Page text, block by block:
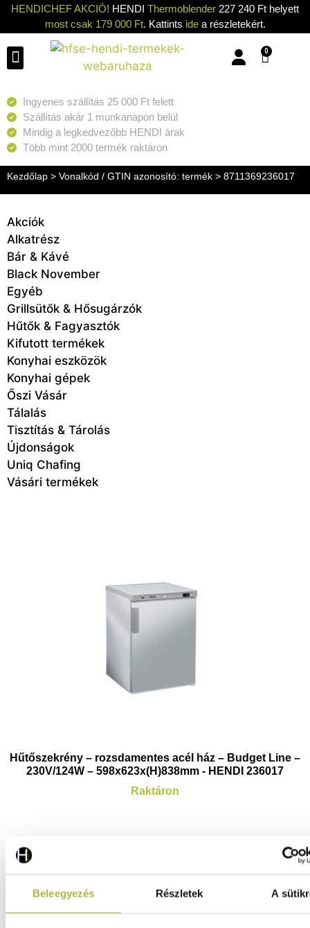
Beleegyezés Részletek A
HENDICHEF AKCIÓ! HENDI Thermoblender 227 240 Ft helyett
most csak 179 000 Ft. Kattints idea részletekért.
0
Ingyenes szállítás 25 000 Ft felett
Szállítás akár 1 munkanapon belül
Mindig a legkedvezőbb HENDI árak
Több mint 2000 termék raktáron
Kezdőlap > Vonalkód / GTIN azonosító: termék > 8711369236017
Akciók
Alkatrész
Bár & Kávé
Black November
Egyéb
Grillsütők & Hősugárzók
Hűtők & Fagyasztók
Kifutott termékek
Konyhai eszközök
Konyhai gépek
Őszi Vásár
Tálalás
Tisztítás & Tárolás
Újdonságok
Uniq Chafing
Vásári termékek
Hűtőszekrény – rozsdamentes acél ház – Budget Line –
230V/124W – 598x623x(H)838mm - HENDI 236017
Raktáron